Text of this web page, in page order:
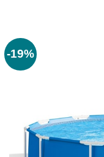
-19%